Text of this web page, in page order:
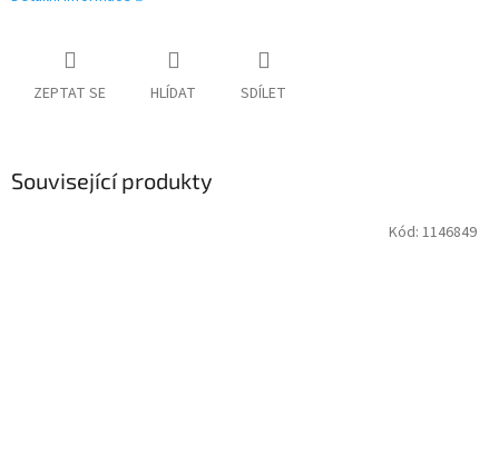
ZEPTAT SE HLÍDAT SDÍLET
Související produkty
Kód: 1146849